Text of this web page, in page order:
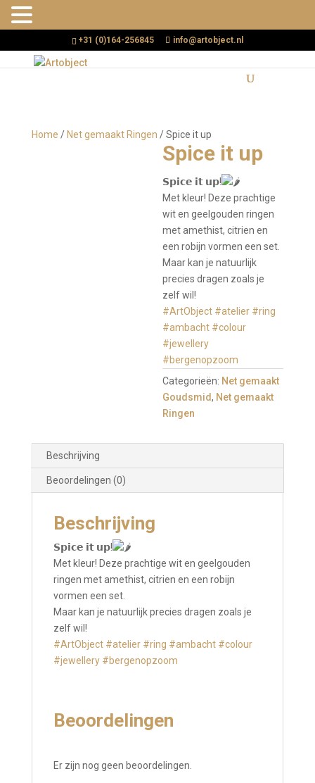
+31 (0)164-256845 info@artobject.nl
Home / Net gemaakt Ringen / Spice it up
Spice it up
𝗦𝗽𝗶𝗰𝗲 𝗶𝘁 𝘂𝗽!
Met kleur! Deze prachtige
wit en geelgouden ringen
met amethist, citrien en
een robijn vormen een set.
Maar kan je natuurlijk
precies dragen zoals je
zelf wil!
#ArtObject #atelier #ring
#ambacht #colour
#jewellery
#bergenopzoom
Categorieën: Net gemaakt
Goudsmid, Net gemaakt
Ringen
Beschrijving
Beoordelingen (0)
Beschrijving
𝗦𝗽𝗶𝗰𝗲 𝗶𝘁 𝘂𝗽!
Met kleur! Deze prachtige wit en geelgouden
ringen met amethist, citrien en een robijn
vormen een set.
Maar kan je natuurlijk precies dragen zoals je
zelf wil!
#ArtObject #atelier #ring #ambacht #colour
#jewellery #bergenopzoom
Beoordelingen
Er zijn nog geen beoordelingen.